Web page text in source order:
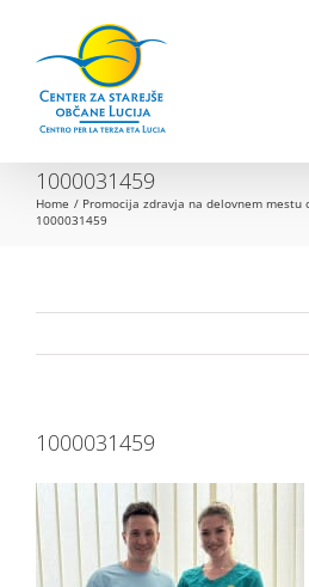
Open toolbar
content
1000031459
Home
Promocija zdravja na delovnem mestu
1000031459
1000031459